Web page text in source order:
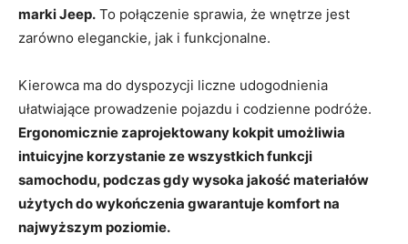
marki Jeep. To połączenie sprawia, że‍ wnętrze ⁤jest
zarówno eleganckie, jak ⁣i funkcjonalne.
Kierowca ma⁣ do dyspozycji⁢ liczne udogodnienia
ułatwiające ⁢prowadzenie pojazdu i codzienne⁣ podróże.
Ergonomicznie zaprojektowany kokpit umożliwia ​
intuicyjne korzystanie ze wszystkich funkcji
samochodu, podczas⁣ gdy wysoka jakość⁢ materiałów
użytych do wykończenia gwarantuje komfort na
‌najwyższym ‌poziomie.